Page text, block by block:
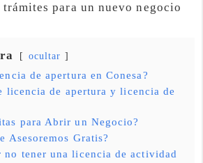
para un nuevo negocio
ocultar
de apertura en Conesa?
licencia de apertura y licencia de
para Abrir un Negocio?
Asesoremos Gratis?
no tener una licencia de actividad